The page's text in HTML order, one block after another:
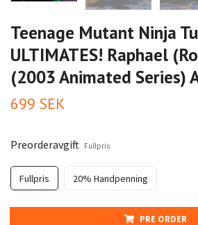
Teenage Mutant Ninja
ULTIMATES! Raphael
(2003 Animated Series)
699 SEK
Preorderavgift Fullpris
Fullpris 20% Handpenning
PRE ORDER